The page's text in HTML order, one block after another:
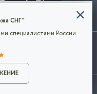
означает
их
cookie.
СНГ"
специалистами России